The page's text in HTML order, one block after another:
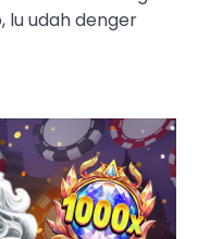
lu udah denger